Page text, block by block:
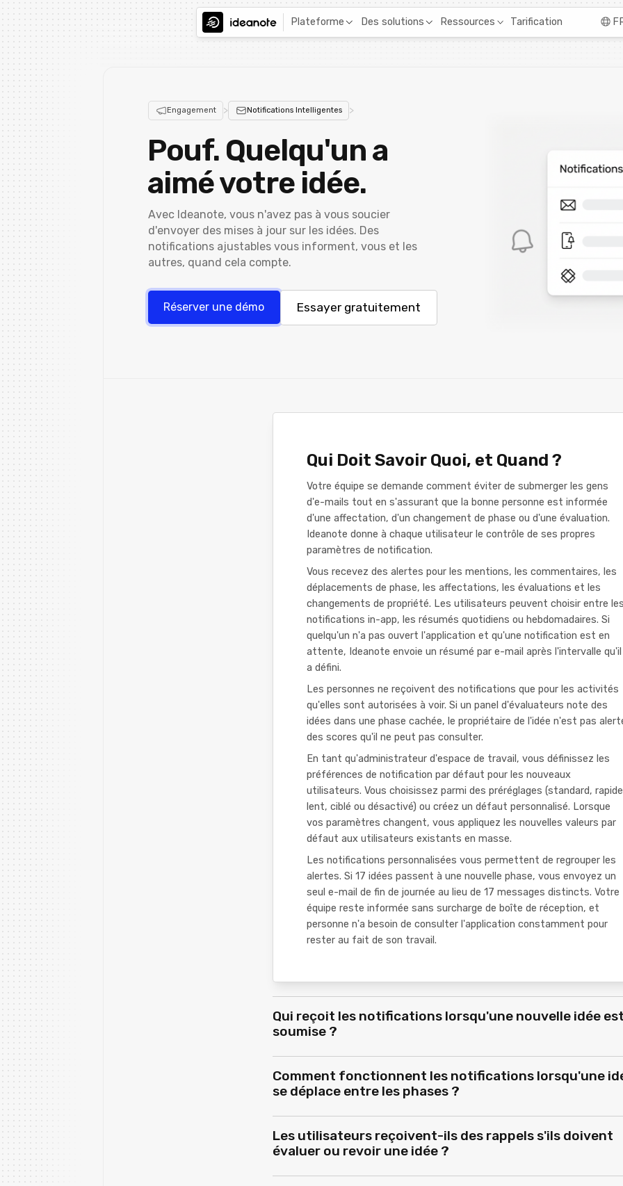
Plateforme Des solutions Ressources Tarification
Engagement > Notifications Intelligentes >
Pouf. Quelqu'un a
aimé votre idée.
Avec Ideanote, vous n'avez pas à vous soucier
d'envoyer des mises à jour sur les idées. Des
notifications ajustables vous informent, vous et les
autres, quand cela compte.
Réserver une démo Essayer gratuitement
Qui Doit Savoir Quoi, et Quand ?
Votre équipe se demande comment éviter de submerger les gens
d'e-mails tout en s'assurant que la bonne personne est informée
d'une affectation, d'un changement de phase ou d'une évaluation.
Ideanote donne à chaque utilisateur le contrôle de ses propres
paramètres de notification.
Vous recevez des alertes pour les mentions, les commentaires, les
déplacements de phase, les affectations, les évaluations et les
changements de propriété. Les utilisateurs peuvent choisir entre
notifications in-app, les résumés quotidiens ou hebdomadaires. Si
quelqu'un n'a pas ouvert l'application et qu'une notification est en
attente, Ideanote envoie un résumé par e-mail après l'intervalle qu'il
a défini.
Les personnes ne reçoivent des notifications que pour les activités
qu'elles sont autorisées à voir. Si un panel d'évaluateurs note des
idées dans une phase cachée, le propriétaire de l'idée n'est pas
des scores qu'il ne peut pas consulter.
En tant qu'administrateur d'espace de travail, vous définissez les
préférences de notification par défaut pour les nouveaux
utilisateurs. Vous choisissez parmi des préréglages (standard,
lent, ciblé ou désactivé) ou créez un défaut personnalisé. Lorsque
vos paramètres changent, vous appliquez les nouvelles valeurs par
défaut aux utilisateurs existants en masse.
Les notifications personnalisées vous permettent de regrouper les
alertes. Si 17 idées passent à une nouvelle phase, vous envoyez un
seul e-mail de fin de journée au lieu de 17 messages distincts. Votre
équipe reste informée sans surcharge de boîte de réception, et
personne n'a besoin de consulter l'application constamment pour
rester au fait de son travail.
Qui reçoit les notifications lorsqu'une nouvelle idée
soumise ?
Comment fonctionnent les notifications lorsqu'une
se déplace entre les phases ?
Les utilisateurs reçoivent-ils des rappels s'ils doivent
évaluer ou revoir une idée ?